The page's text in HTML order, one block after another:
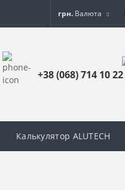
грн. Валюта
+38 (068) 714 10 22
Калькулятор ALUTECH